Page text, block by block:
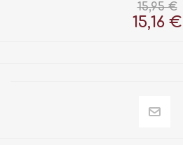
15,95 €
15,16 €